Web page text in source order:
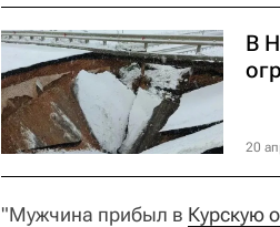
В
20
"Мужчина прибыл в Курскую